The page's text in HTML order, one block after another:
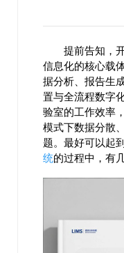
提前告知，开
信息化的核心载
据分析、报告生
置与全流程数字
验室的工作效率
模式下数据分散
题。最好可以起
统的过程中，有